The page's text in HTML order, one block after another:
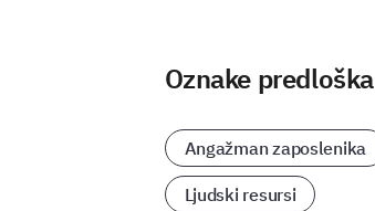
Oznake predloška
Angažman zaposlenika
Ljudski resursi